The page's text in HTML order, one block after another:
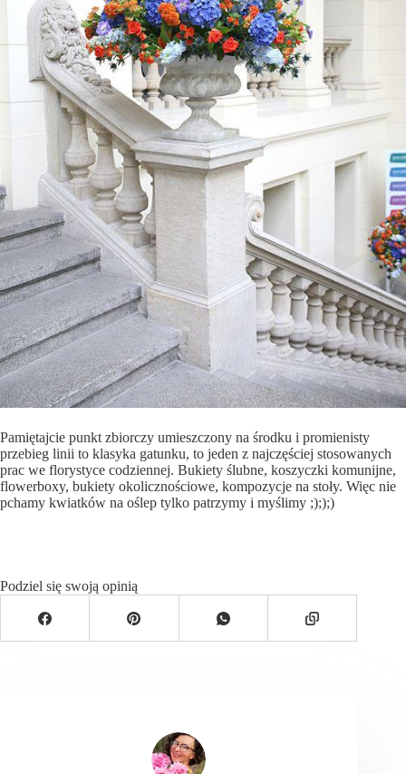
Pamiętajcie punkt zbiorczy umieszczony na środku i promienisty
przebieg linii to klasyka gatunku, to jeden z najczęściej stosowanych
prac we florystyce codziennej. Bukiety ślubne, koszyczki komunijne,
flowerboxy, bukiety okolicznościowe, kompozycje na stoły. Więc nie
pchamy kwiatków na oślep tylko patrzymy i myślimy ;););)
Podziel się swoją opinią